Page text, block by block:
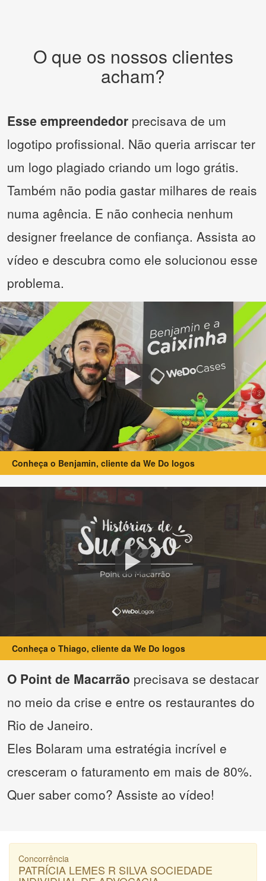
O que os nossos clientes
acham?
Esse empreendedor precisava de um
logotipo profissional. Não queria arriscar ter
um logo plagiado criando um logo grátis.
Também não podia gastar milhares de reais
numa agência. E não conhecia nenhum
designer freelance de confiança. Assista ao
vídeo e descubra como ele solucionou esse
problema.
Conheça o Benjamin, cliente da We Do logos
Conheça o Thiago, cliente da We Do logos
O Point de Macarrão precisava se destacar
no meio da crise e entre os restaurantes do
Rio de Janeiro.
Eles Bolaram uma estratégia incrível e
cresceram o faturamento em mais de 80%.
Quer saber como? Assiste ao vídeo!
Concorrência
PATRÍCIA LEMES R SILVA SOCIEDADE